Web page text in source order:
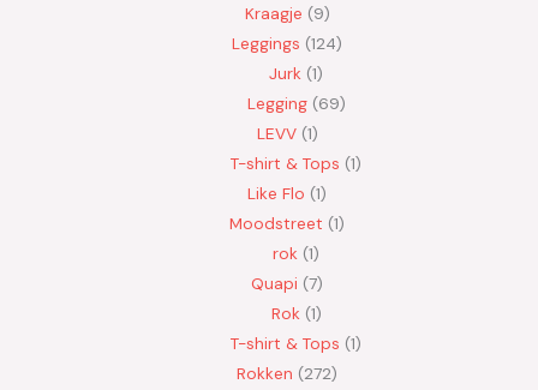
Kraagje 9
Leggings 124
Jurk 1
Legging 69
LEVV 1
T-shirt & Tops 1
Like Flo 1
Moodstreet 1
rok 1
Quapi 7
Rok 1
T-shirt & Tops 1
Rokken 272